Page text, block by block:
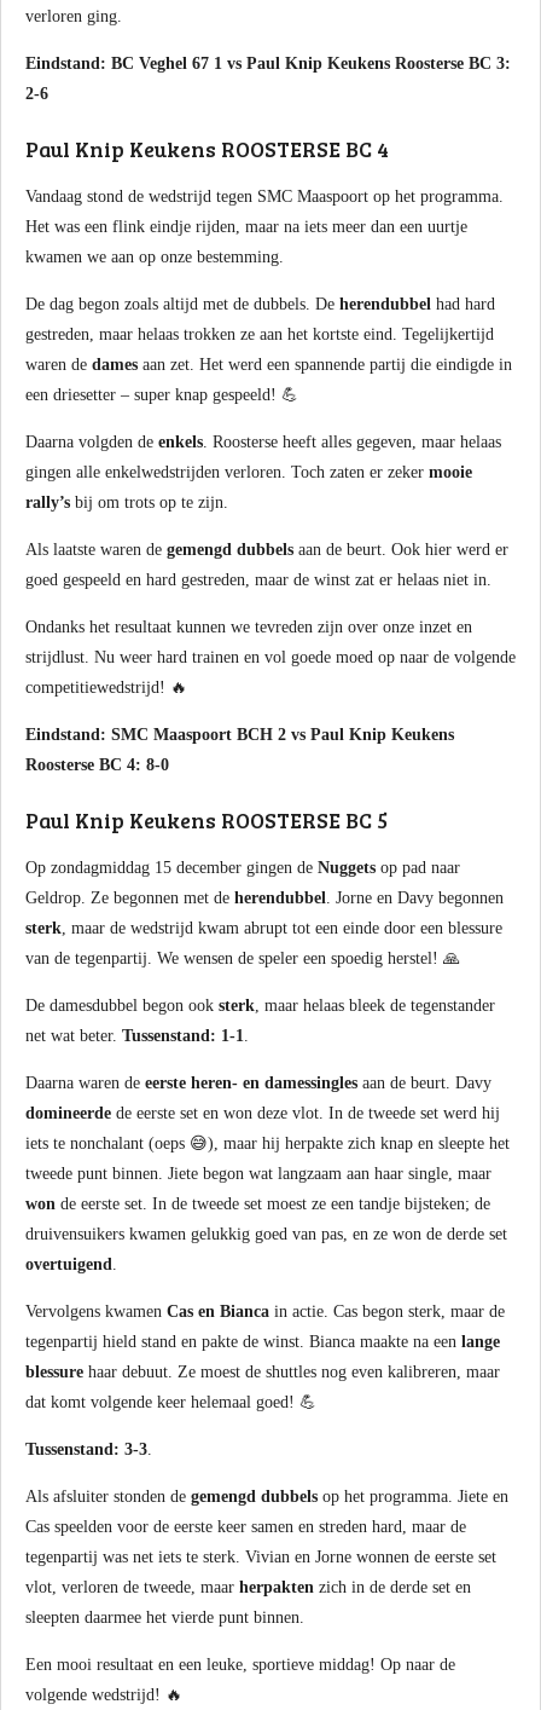
verloren ging.
Eindstand: BC Veghel 67 1 vs Paul Knip Keukens Roosterse BC 3:
2-6
Paul Knip Keukens ROOSTERSE BC 4
Vandaag stond de wedstrijd tegen SMC Maaspoort op het programma.
Het was een flink eindje rijden, maar na iets meer dan een uurtje
kwamen we aan op onze bestemming.
De dag begon zoals altijd met de dubbels. De herendubbel had hard
gestreden, maar helaas trokken ze aan het kortste eind. Tegelijkertijd
waren de dames aan zet. Het werd een spannende partij die eindigde in
een driesetter – super knap gespeeld! 💪
Daarna volgden de enkels. Roosterse heeft alles gegeven, maar helaas
gingen alle enkelwedstrijden verloren. Toch zaten er zeker mooie
rally’s bij om trots op te zijn.
Als laatste waren de gemengd dubbels aan de beurt. Ook hier werd er
goed gespeeld en hard gestreden, maar de winst zat er helaas niet in.
Ondanks het resultaat kunnen we tevreden zijn over onze inzet en
strijdlust. Nu weer hard trainen en vol goede moed op naar de volgende
competitiewedstrijd! 🔥
Eindstand: SMC Maaspoort BCH 2 vs Paul Knip Keukens
Roosterse BC 4: 8-0
Paul Knip Keukens ROOSTERSE BC 5
Op zondagmiddag 15 december gingen de Nuggets op pad naar
Geldrop. Ze begonnen met de herendubbel. Jorne en Davy begonnen
sterk, maar de wedstrijd kwam abrupt tot een einde door een blessure
van de tegenpartij. We wensen de speler een spoedig herstel! 🙏
De damesdubbel begon ook sterk, maar helaas bleek de tegenstander
net wat beter. Tussenstand: 1-1.
Daarna waren de eerste heren- en damessingles aan de beurt. Davy
domineerde de eerste set en won deze vlot. In de tweede set werd hij
iets te nonchalant (oeps 😅), maar hij herpakte zich knap en sleepte het
tweede punt binnen. Jiete begon wat langzaam aan haar single, maar
won de eerste set. In de tweede set moest ze een tandje bijsteken; de
druivensuikers kwamen gelukkig goed van pas, en ze won de derde set
overtuigend.
Vervolgens kwamen Cas en Bianca in actie. Cas begon sterk, maar de
tegenpartij hield stand en pakte de winst. Bianca maakte na een lange
blessure haar debuut. Ze moest de shuttles nog even kalibreren, maar
dat komt volgende keer helemaal goed! 💪
Tussenstand: 3-3.
Als afsluiter stonden de gemengd dubbels op het programma. Jiete en
Cas speelden voor de eerste keer samen en streden hard, maar de
tegenpartij was net iets te sterk. Vivian en Jorne wonnen de eerste set
vlot, verloren de tweede, maar herpakten zich in de derde set en
sleepten daarmee het vierde punt binnen.
Een mooi resultaat en een leuke, sportieve middag! Op naar de
volgende wedstrijd! 🔥